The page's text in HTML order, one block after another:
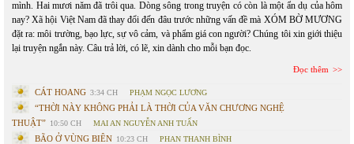
mình. Hai mươi năm đã trôi qua. Dòng sông trong truyện có còn là một ẩn dụ của hôm
nay? Xã hội Việt Nam đã thay đổi đến đâu trước những vấn đề mà XÓM BỜ MƯƠNG
đặt ra: môi trường, bạo lực, sự vô cảm, và phẩm giá con người? Chúng tôi xin giới thiệu
lại truyện ngắn này. Câu trả lời, có lẽ, xin dành cho mỗi bạn đọc.
Đọc thêm
CÁT HOANG 3:34 CH PHẠM NGỌC LƯƠNG
“THỜI NÀY KHÔNG PHẢI LÀ THỜI CỦA VĂN CHƯƠNG NGHỆ
THUẬT” 10:50 CH MAI AN NGUYỄN ANH TUẤN
BÃO Ở VÙNG BIÊN 10:23 CH PHAN THANH BÌNH